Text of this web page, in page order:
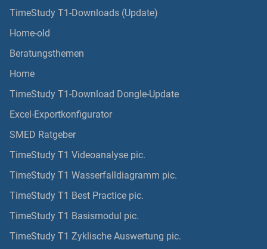
TimeStudy T1-Downloads (Update)
Home-old
Beratungsthemen
Home
TimeStudy T1-Download Dongle-Update
Excel-Exportkonfigurator
SMED Ratgeber
TimeStudy T1 Videoanalyse pic.
TimeStudy T1 Wasserfalldiagramm pic.
TimeStudy T1 Best Practice pic.
TimeStudy T1 Basismodul pic.
TimeStudy T1 Zyklische Auswertung pic.